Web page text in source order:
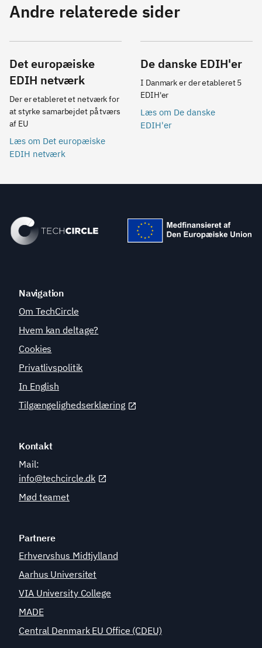
Andre relaterede sider
Det europæiske
EDIH netværk
Der er etableret et netværk for
at styrke samarbejdet på tværs
af EU
Læs om Det europæiske
EDIH netværk
De danske EDIH'er
I Danmark er der etableret 5
EDIH'er
Læs om De danske
EDIH'er
Navigation
Om TechCircle
Hvem kan deltage?
Cookies
Privatlivspolitik
In English
Tilgængelighedserklæring
Kontakt
Mail:
info@techcircle.dk
Mød teamet
Partnere
Erhvervshus Midtjylland
Aarhus Universitet
VIA University College
MADE
Central Denmark EU Office (CDEU)